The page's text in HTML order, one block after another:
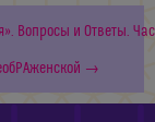
Вопросы и Ответы.
→